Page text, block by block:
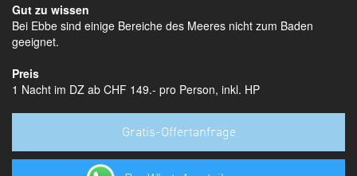
Gut zu wissen
Bei Ebbe sind einige Bereiche des Meeres nicht zum Baden
geeignet.
Preis
1 Nacht im DZ ab CHF 149.- pro Person, inkl. HP
Gratis-Offertanfrage